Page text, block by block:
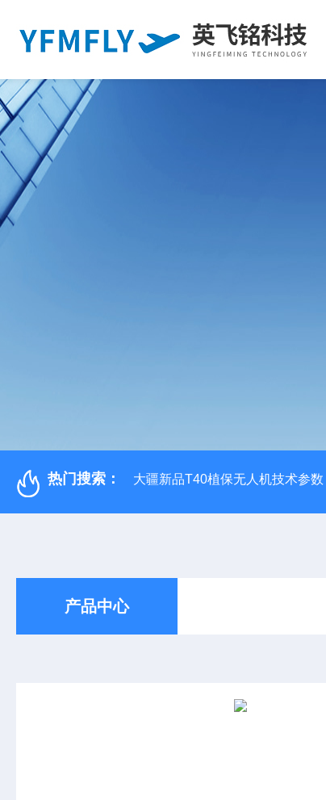
热门搜索： 大疆新品T40植保无人机技术参数
产品中心